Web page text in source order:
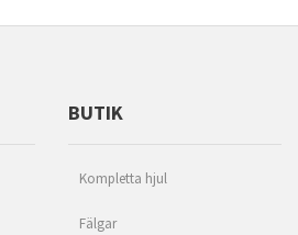
BUTIK
Kompletta hjul
Fälgar